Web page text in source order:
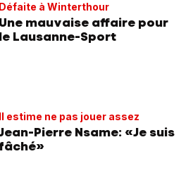
Défaite à Winterthour
Une mauvaise affaire pour
le Lausanne-Sport
Il estime ne pas jouer assez
Pierre Nsame: «Je suis